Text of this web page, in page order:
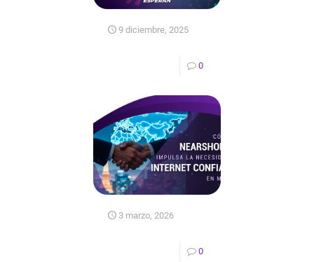
9 diciembre, 2025
0
3 marzo, 2026
0